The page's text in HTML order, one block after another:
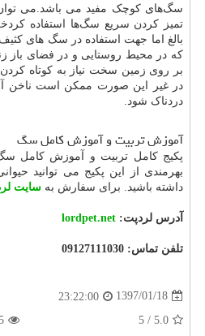
سگ‌های کوچک مفید می باشد.می
تمیز کردن سریع سگ‌ها استفاده
بالغ اما جهت استفاده در سگ های
که در محیط روستایی و در فضای باز
بر روی زمین سخت نیاز به کوتاه کردن
در غیر این صورت ممکن است ناخن
دردناک شود.
آموزش تربیت و آموزش کامل سگ
بهرمندی از این پکیج می توانید
داشته باشید. برای سفارش به سایت
آدرس لردپت: lordpet.net
تلفن تماس: 09127111030
1397/01/18
23:22:00
5.0
/
5